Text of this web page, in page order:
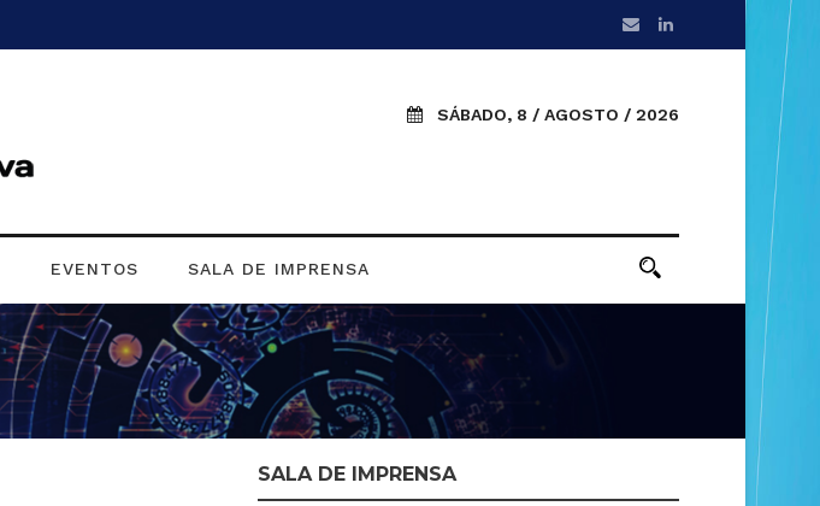
SÁBADO, 8 / AGOSTO / 2026
EVENTOS SALA DE IMPRENSA
SALA DE IMPRENSA